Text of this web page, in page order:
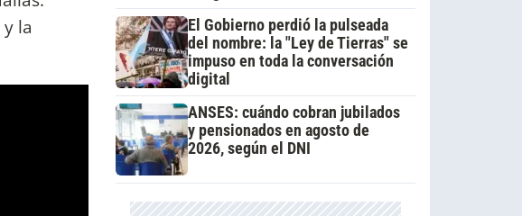
la
El Gobierno perdió la pulseada
del nombre: la "Ley de Tierras" se
impuso en toda la conversación
digital
ANSES: cuándo cobran jubilados
y pensionados en agosto de
2026, según el DNI